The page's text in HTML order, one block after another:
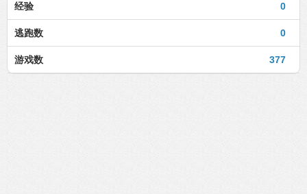
0
经验
0
逃跑数
377
游戏数